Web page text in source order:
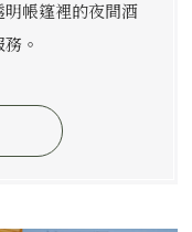
帳篷裡的夜間酒
。